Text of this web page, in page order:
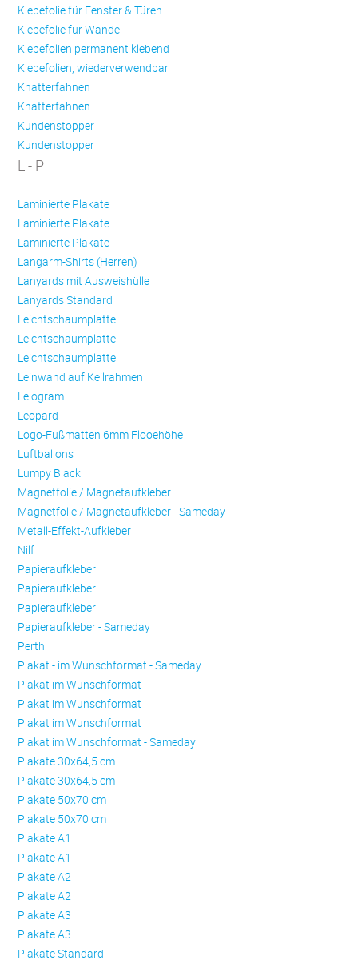
Klebefolie für Fenster & Türen
Klebefolie für Wände
Klebefolien permanent klebend
Klebefolien, wiederverwendbar
Knatterfahnen
Knatterfahnen
Kundenstopper
Kundenstopper
L - P
Laminierte Plakate
Laminierte Plakate
Laminierte Plakate
Langarm-Shirts (Herren)
Lanyards mit Ausweishülle
Lanyards Standard
Leichtschaumplatte
Leichtschaumplatte
Leichtschaumplatte
Leinwand auf Keilrahmen
Lelogram
Leopard
Logo-Fußmatten 6mm Flooehöhe
Luftballons
Lumpy Black
Magnetfolie / Magnetaufkleber
Magnetfolie / Magnetaufkleber - Sameday
Metall-Effekt-Aufkleber
Nilf
Papieraufkleber
Papieraufkleber
Papieraufkleber
Papieraufkleber - Sameday
Perth
Plakat - im Wunschformat - Sameday
Plakat im Wunschformat
Plakat im Wunschformat
Plakat im Wunschformat
Plakat im Wunschformat - Sameday
Plakate 30x64,5 cm
Plakate 30x64,5 cm
Plakate 50x70 cm
Plakate 50x70 cm
Plakate A1
Plakate A1
Plakate A2
Plakate A2
Plakate A3
Plakate A3
Plakate Standard